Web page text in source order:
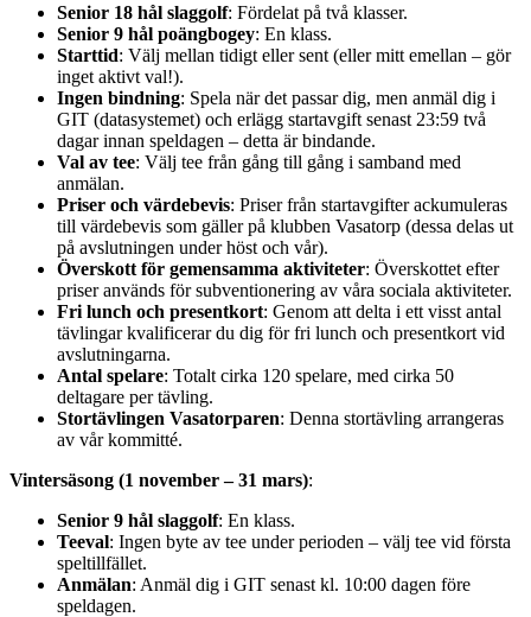
Senior 18 hål slaggolf: Fördelat på två klasser.
Senior 9 hål poängbogey: En klass.
Starttid: Välj mellan tidigt eller sent (eller mitt emellan – gör
inget aktivt val!).
Ingen bindning: Spela när det passar dig, men anmäl dig i
GIT (datasystemet) och erlägg startavgift senast 23:59 två
dagar innan speldagen – detta är bindande.
Val av tee: Välj tee från gång till gång i samband med
anmälan.
Priser och värdebevis: Priser från startavgifter ackumuleras
till värdebevis som gäller på klubben Vasatorp (dessa delas ut
på avslutningen under höst och vår).
Överskott för gemensamma aktiviteter: Överskottet efter
priser används för subventionering av våra sociala aktiviteter.
Fri lunch och presentkort: Genom att delta i ett visst antal
tävlingar kvalificerar du dig för fri lunch och presentkort vid
avslutningarna.
Antal spelare: Totalt cirka 120 spelare, med cirka 50
deltagare per tävling.
Stortävlingen Vasatorparen: Denna stortävling arrangeras
av vår kommitté.
Vintersäsong (1 november – 31 mars):
Senior 9 hål slaggolf: En klass.
Teeval: Ingen byte av tee under perioden – välj tee vid första
speltillfället.
Anmälan: Anmäl dig i GIT senast kl. 10:00 dagen före
speldagen.